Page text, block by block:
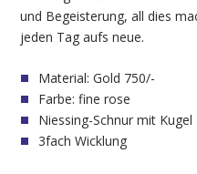
und Begeisterung, all dies
jeden Tag aufs neue.
Material: Gold 750/-
Farbe: fine rose
Niessing-Schnur mit Kugel
3fach Wicklung